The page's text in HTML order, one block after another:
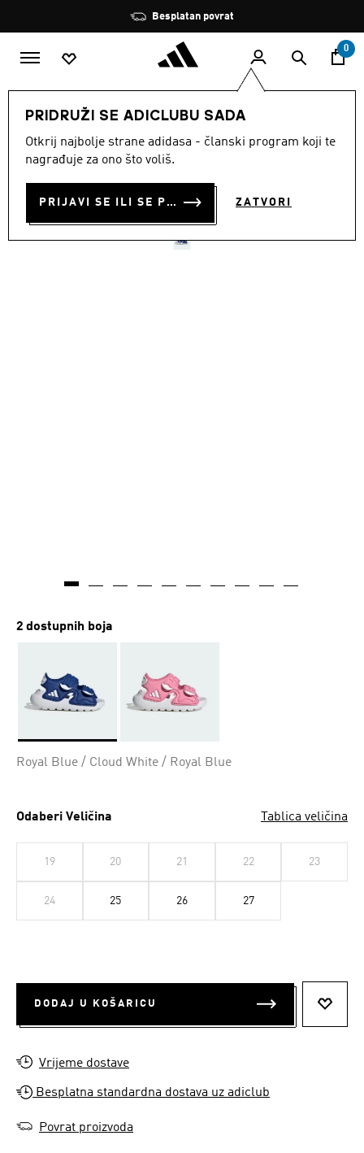
Zaustavi
rotaciju
Besplatan povrat
0
PRIDRUŽI SE ADICLUBU SADA
Otkrij najbolje strane adidasa - članski program koji te
nagrađuje za ono što voliš.
PRIJAVI SE ILI SE PRIDRUŽI SADA ZATVORI
Obuća
SANDALE ALTASWIM 3
INFANTS
2 dostupnih boja
Royal Blue / Cloud White / Royal Blue
Odaberi Veličina Tablica veličina
19 20 21 22 23
24 25 26 27
DODAJ U KOŠARICU
Vrijeme dostave
Besplatna standardna dostava uz adiclub
Povrat proizvoda